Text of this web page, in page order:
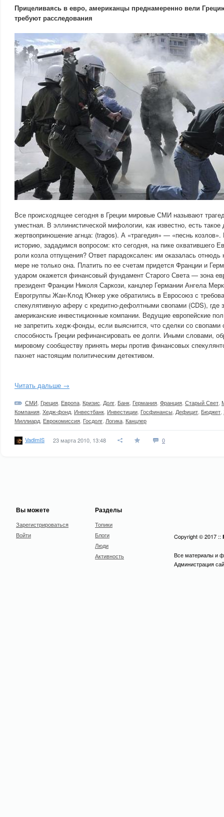
Прицеливаясь в евро, американцы преднамеренно вели
требуют расследования
Все происходящее сегодня в Греции мировые СМИ называют
уместная. В эллинистической мифологии, как известно, есть такое
жертвоприношение агнца: (tragos). А «трагедия» — «песнь
историю, зададимся вопросом: кто сегодня, на пике охватившего
роли козла отпущения? Ответ парадоксален: им оказалась отнюдь
мере не только она. Платить по ее счетам придется Франции и
ударом окажется финансовый фундамент Старого Света — зона
президент Франции Николя Саркози, канцлер Германии Ангела
Еврогруппы Жан-Клод Юнкер уже обратились в Евросоюз с
спекулятивную аферу с кредитно-дефолтными свопами (CDS), где
американские инвестиционные компании. Ведущие европейские
не запретить хедж-фонды, если выяснится, что сделки со свопами
способность Греции рефинансировать ее долги. Иными словами,
мировому сообществу принять меры против финансовых
пахнет настоящим политическим детективом.
Читать дальше →
СМИ Греция Европа Кризис Долг Банк Германия Франция Старый Свет
Компания Хедж-фонд Инвестбанк Инвестиции Госфинансы Дефицит Бюджет
Миллиард Еврокомиссия Госдолг Логика Канцлер
VadimIS 23 марта 2010, 13:48 0
Вы можете
Зарегистрироваться
Войти
Разделы
Топики
Блоги
Люди
Активность
Copyright © 2017 ::
Все материалы и
Администрация